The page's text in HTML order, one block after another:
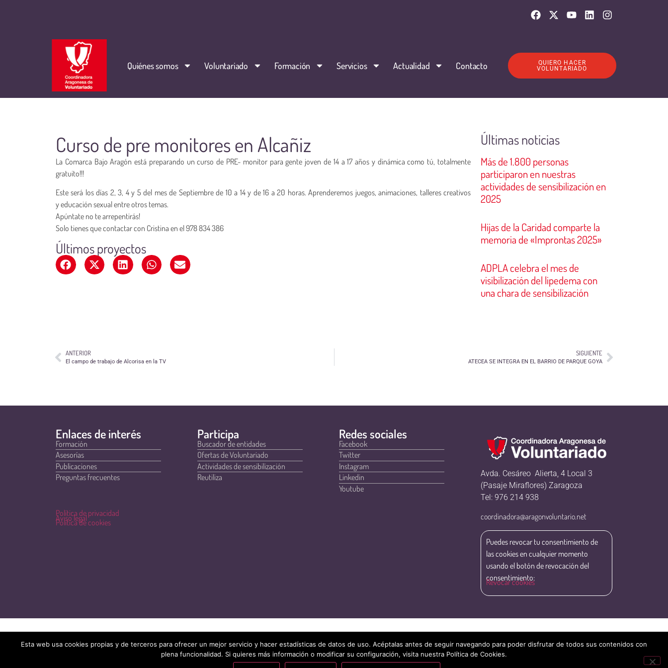
Quiénes somos Voluntariado Formación Servicios Actualidad Contacto
QUIERO HACER
VOLUNTARIADO
Curso de pre monitores en Alcañiz
La Comarca Bajo Aragón está preparando un curso de PRE- monitor para gente joven de 14 a 17 años y dinámica como tú, totalmente
gratuito!!!
Este será los días 2, 3, 4 y 5 del mes de Septiembre de 10 a 14 y de 16 a 20 horas. Aprenderemos juegos, animaciones, talleres creativos
y educación sexual entre otros temas.
Apúntate no te arrepentirás!
Solo tienes que contactar con Cristina en el 978 834 386
Últimos proyectos
Últimas noticias
Más de 1.800 personas
participaron en nuestras
actividades de sensibilización en
2025
Hijas de la Caridad comparte la
memoria de «Improntas 2025»
ADPLA celebra el mes de
visibilización del lipedema con
una chara de sensibilización
ANTERIOR
El campo de trabajo de Alcorisa en la TV
SIGUIENTE
ATECEA SE INTEGRA EN EL BARRIO DE PARQUE GOYA
Enlaces de interés
Formación
Asesorías
Publicaciones
Preguntas frecuentes
Política de privacidad
Aviso legal
Política de cookies
Participa
Buscador de entidades
Ofertas de Voluntariado
Actividades de sensibilización
Reutiliza
Redes sociales
Facebook
Twitter
Instagram
Linkedin
Youtube
Avda. Cesáreo Alierta, 4 Local 3
(Pasaje Miraflores) Zaragoza
Tel: 976 214 938
coordinadora@aragonvoluntario.net
Puedes revocar tu consentimiento de
las cookies en cualquier momento
usando el botón de revocación del
consentimiento:
Revocar cookies
Esta web usa cookies propias y de terceros para ofrecer un mejor servicio y hacer estadísticas de datos de uso. Acéptalas antes de seguir navegando para poder disfrutar de todos sus contenidos con
plena funcionalidad. Si quieres más información o modificar su configuración, visita nuestra Política de Cookies.